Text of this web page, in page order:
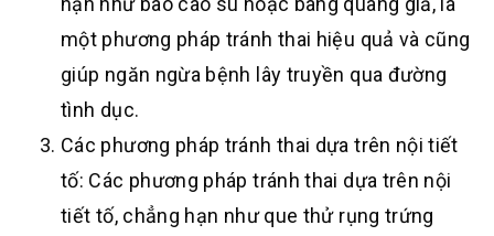
một phương pháp tránh thai hiệu quả và cũng
giúp ngăn ngừa bệnh lây truyền qua đường
tình dục.
Các phương pháp tránh thai dựa trên nội tiết
tố: Các phương pháp tránh thai dựa trên nội
tiết tố, chẳng hạn như que thử rụng trứng